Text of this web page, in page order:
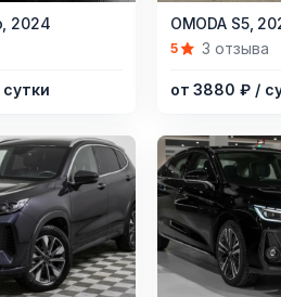
2024
сутки
Item
19
OMODA S5,
5 3 отзыва
от 3880 ₽ /